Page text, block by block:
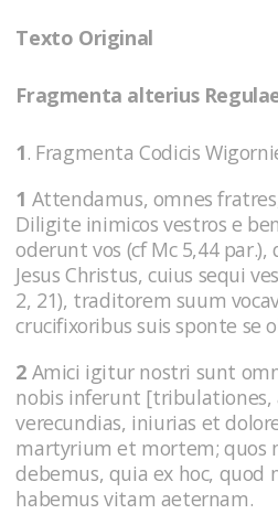
Texto Original
Fragmenta alterius
1. Fragmenta Codicis
1 Attendamus, omnes
Diligite inimicos vestros e
oderunt vos (cf Mc 5,44
Jesus Christus, cuius sequi
2, 21), traditorem suum
crucifixoribus suis sponte se
2 Amici igitur nostri sunt
nobis inferunt [tribulationes,
verecundias, iniurias et
martyrium et mortem; quos
debemus, quia ex hoc, quod
habemus vitam aeternam.